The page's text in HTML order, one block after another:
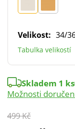
Velikost: 34/
Tabulka velikostí
499 Kč
Skladem 1 ks
Možnosti